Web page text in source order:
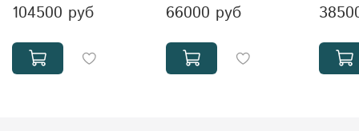
104500 руб 66000 руб